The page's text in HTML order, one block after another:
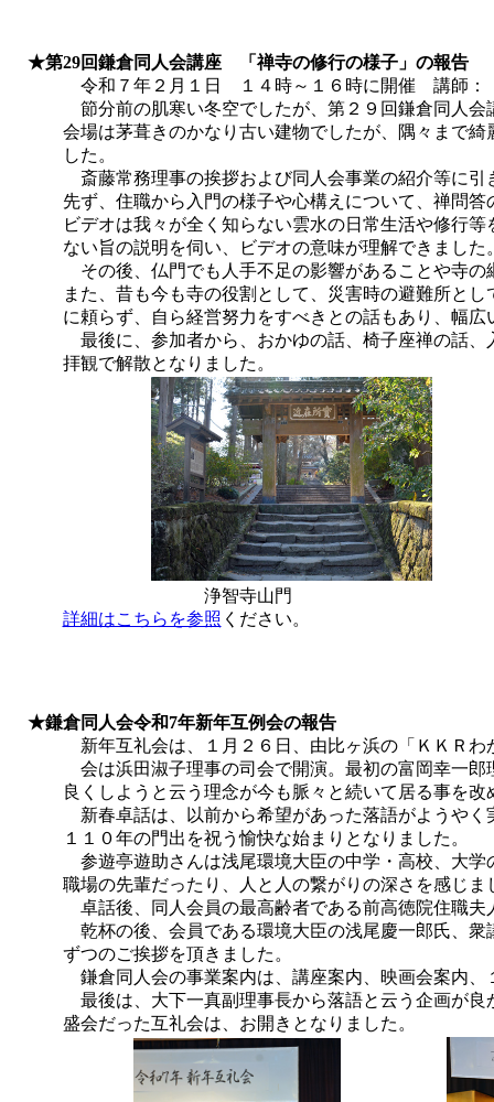
★第29回鎌倉同人会講座 「禅寺の修行の様子」の報告
令和７年２月１日 １４時～１６時に開催 講師： 朝
節分前の肌寒い冬空でしたが、第２９回鎌倉同人会講
会場は茅葺きのかなり古い建物でしたが、隅々まで綺麗
した。
斎藤常務理事の挨拶および同人会事業の紹介等に引き
先ず、住職から入門の様子や心構えについて、禅問答の
ビデオは我々が全く知らない雲水の日常生活や修行等を
ない旨の説明を伺い、ビデオの意味が理解できました
その後、仏門でも人手不足の影響があることや寺の継
また、昔も今も寺の役割として、災害時の避難所として
に頼らず、自ら経営努力をすべきとの話もあり、幅広
最後に、参加者から、おかゆの話、椅子座禅の話、入
拝観で解散となりました。
浄智寺山門 講座
詳細はこちらを参照 ください。
★鎌倉同人会令和7年新年互例会の報告
新年互礼会は、１月２６日、由比ヶ浜の「ＫＫＲわか
会は浜田淑子理事の司会で開演。最初の富岡幸一郎理
良くしようと云う理念が今も脈々と続いて居る事を改
新春卓話は、以前から希望があった落語がようやく実
１１０年の門出を祝う愉快な始まりとなりました。
参遊亭遊助さんは浅尾環境大臣の中学・高校、大
職場の先輩だったり、人と人の繋がりの深さを感じま
卓話後、同人会員の最高齢者である前高徳院住職夫人
乾杯の後、会員である環境大臣の浅尾慶一郎氏、衆議
ずつのご挨拶を頂きました。
鎌倉同人会の事業案内は、講座案内、映画会案内、１
最後は、大下一真副理事長から落語と云う企画が良
盛会だった互礼会は、お開きとなりました。